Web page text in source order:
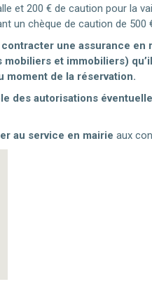
et 200 € de caution pour la
un chèque de caution de 500
une assurance
et immobiliers)
moment de la réservation.
des autorisations
au service en mairie aux